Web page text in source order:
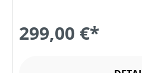
299,00 €*